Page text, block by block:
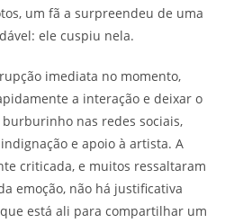
um fã a surpreendeu de uma
ele cuspiu nela.
imediata no momento,
a interação e deixar o
nas redes sociais,
e apoio à artista. A
criticada, e muitos ressaltaram
emoção, não há justificativa
está ali para compartilhar um